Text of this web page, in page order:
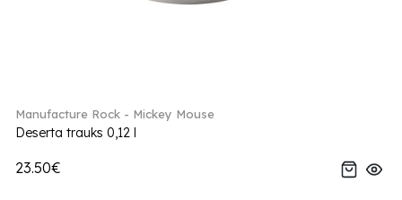
Manufacture Rock - Mickey Mouse
Deserta trauks 0,12 l
23.50€